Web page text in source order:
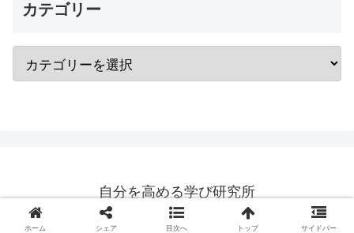
カテゴリー
自分を高める学び研究所
© 2018-2026 自分を高める学び研究所.
ホーム シェア 目次へ トップ サイドバー